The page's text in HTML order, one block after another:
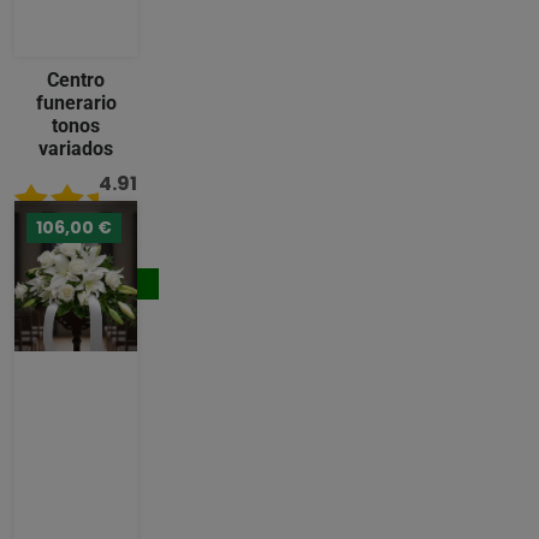
Centro
funerario
tonos
variados
4.91
/ 5
133,00 €
Comprar
106,00 €